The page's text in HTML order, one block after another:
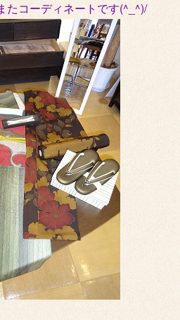
たコーディネートです(^_^)/